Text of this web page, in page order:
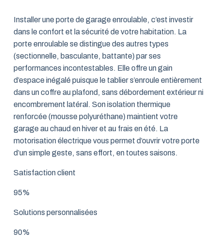
Installer une porte de garage enroulable, c’est investir
dans le confort et la sécurité de votre habitation. La
porte enroulable se distingue des autres types
(sectionnelle, basculante, battante) par ses
performances incontestables. Elle offre un gain
d’espace inégalé puisque le tablier s’enroule entièrement
dans un coffre au plafond, sans débordement extérieur ni
encombrement latéral. Son isolation thermique
renforcée (mousse polyuréthane) maintient votre
garage au chaud en hiver et au frais en été. La
motorisation électrique vous permet d’ouvrir votre porte
d’un simple geste, sans effort, en toutes saisons.
Satisfaction client
95%
Solutions personnalisées
90%